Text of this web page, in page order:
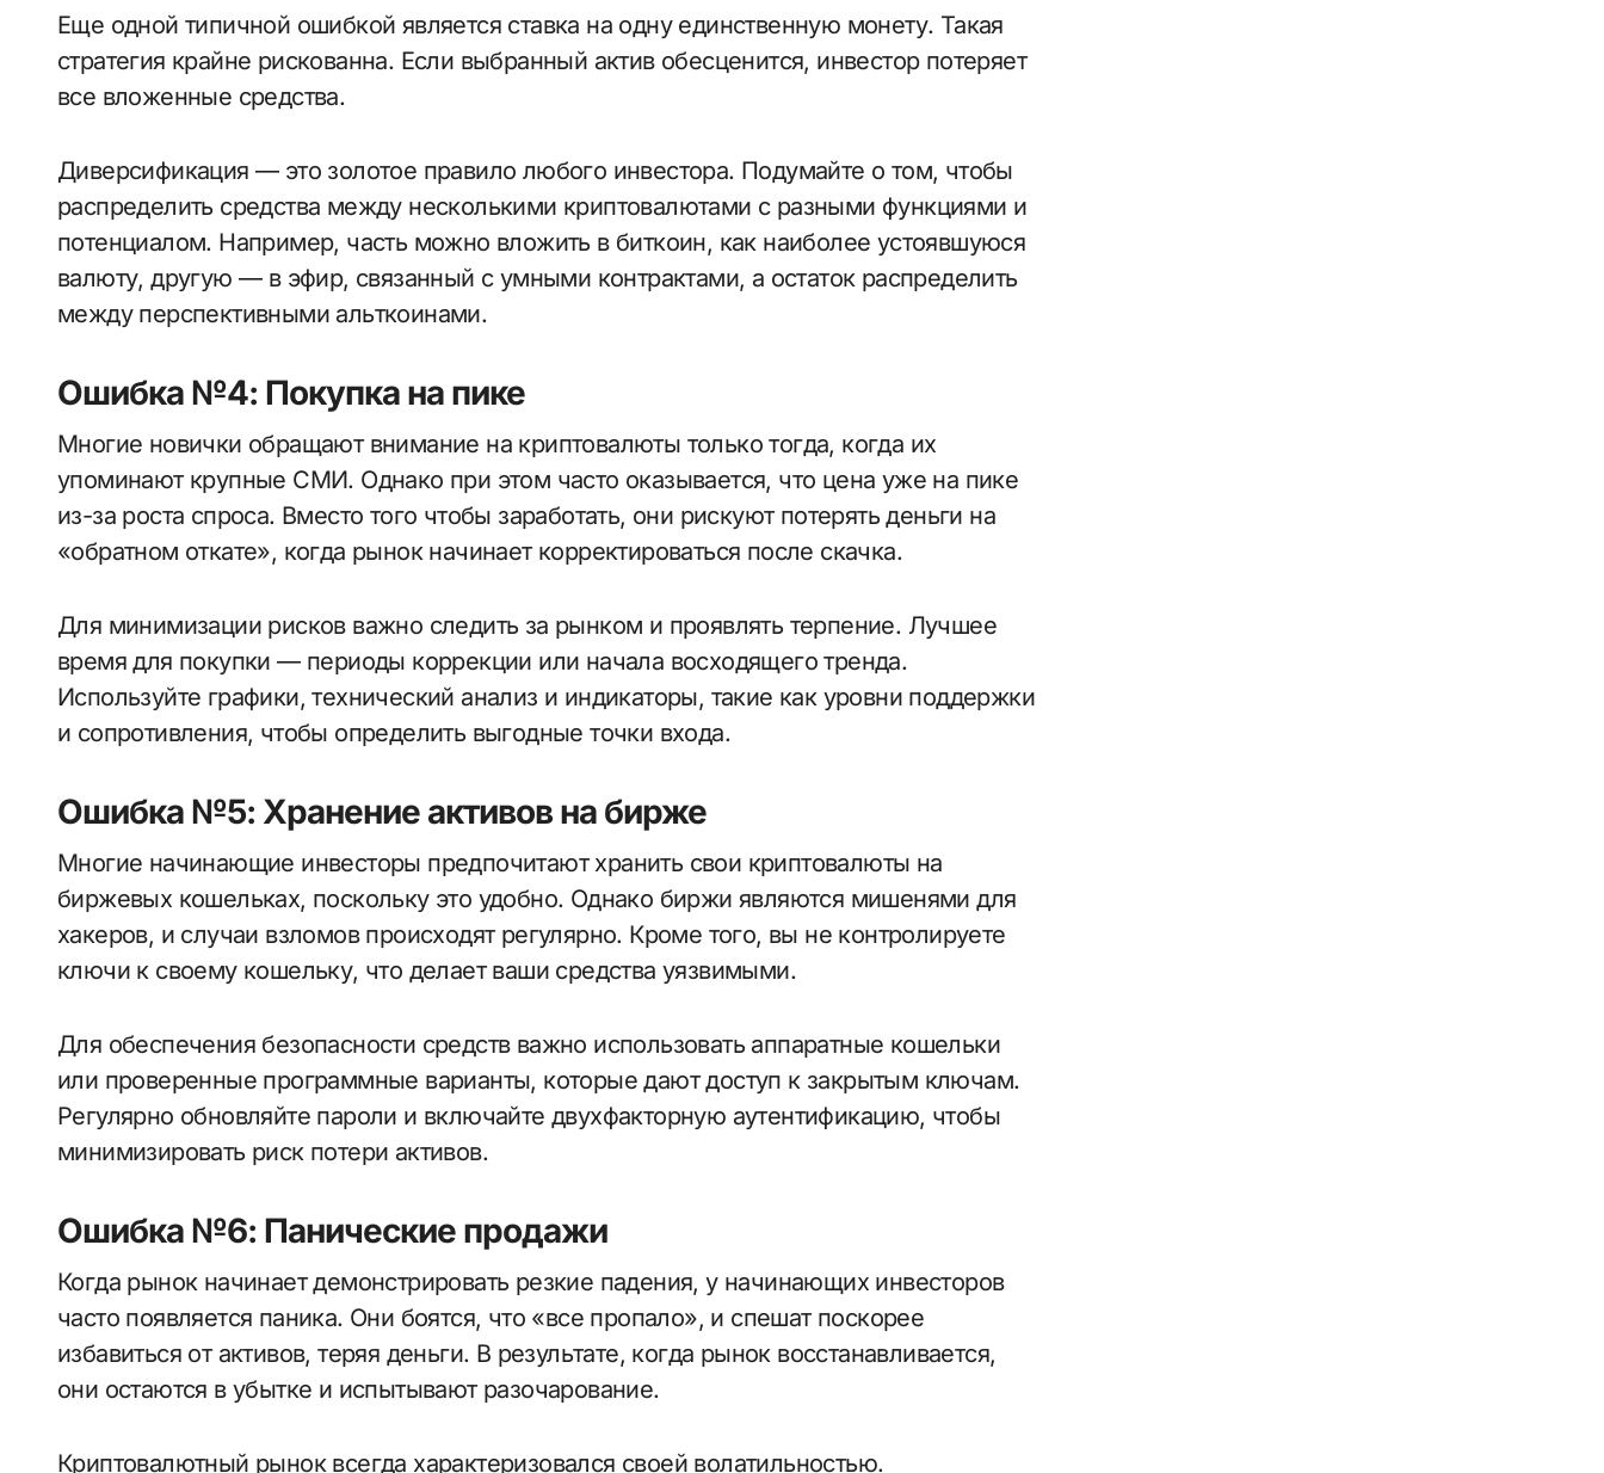
Еще одной типичной ошибкой является ставка на одну единственную монету. Такая
стратегия крайне рискованна. Если выбранный актив обесценится, инвестор потеряет
все вложенные средства.
Диверсификация — это золотое правило любого инвестора. Подумайте о том, чтобы
распределить средства между несколькими криптовалютами с разными функциями и
потенциалом. Например, часть можно вложить в биткоин, как наиболее устоявшуюся
валюту, другую — в эфир, связанный с умными контрактами, а остаток распределить
между перспективными альткоинами.
Ошибка №4: Покупка на пике
Многие новички обращают внимание на криптовалюты только тогда, когда их
упоминают крупные СМИ. Однако при этом часто оказывается, что цена уже на пике
из-за роста спроса. Вместо того чтобы заработать, они рискуют потерять деньги на
«обратном откате», когда рынок начинает корректироваться после скачка.
Для минимизации рисков важно следить за рынком и проявлять терпение. Лучшее
время для покупки — периоды коррекции или начала восходящего тренда.
Используйте графики, технический анализ и индикаторы, такие как уровни поддержки
и сопротивления, чтобы определить выгодные точки входа.
Ошибка №5: Хранение активов на бирже
Многие начинающие инвесторы предпочитают хранить свои криптовалюты на
биржевых кошельках, поскольку это удобно. Однако биржи являются мишенями для
хакеров, и случаи взломов происходят регулярно. Кроме того, вы не контролируете
ключи к своему кошельку, что делает ваши средства уязвимыми.
Для обеспечения безопасности средств важно использовать аппаратные кошельки
или проверенные программные варианты, которые дают доступ к закрытым ключам.
Регулярно обновляйте пароли и включайте двухфакторную аутентификацию, чтобы
минимизировать риск потери активов.
Ошибка №6: Панические продажи
Когда рынок начинает демонстрировать резкие падения, у начинающих инвесторов
часто появляется паника. Они боятся, что «все пропало», и спешат поскорее
избавиться от активов, теряя деньги. В результате, когда рынок восстанавливается,
они остаются в убытке и испытывают разочарование.
Криптовалютный рынок всегда характеризовался своей волатильностью.